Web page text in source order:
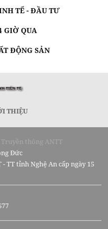
TẾ - ĐẦU TƯ
GIỜ QUA
ĐỘNG SẢN
THIỆU
Truyền thông ANTT
Đức
- TT tỉnh Nghệ An cấp ngày 15